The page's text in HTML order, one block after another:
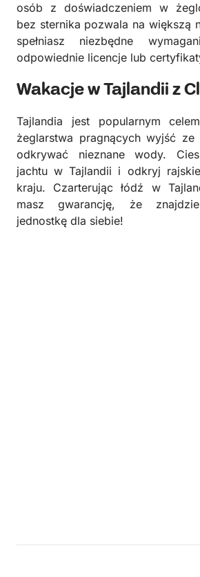
osób z doświadczeniem w
bez sternika pozwala na większą
spełniasz niezbędne
odpowiednie licencje lub
Wakacje w Tajlandii z
Tajlandia jest popularnym
żeglarstwa pragnących wyjść
odkrywać nieznane wody.
jachtu w Tajlandii i odkryj
kraju. Czarterując łódź w
masz gwarancję, że
jednostkę dla siebie!